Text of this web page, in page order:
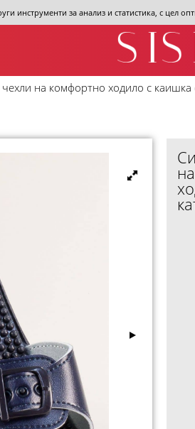
инструменти за анализ и статистика, с цел
на комфортно ходило с каишка